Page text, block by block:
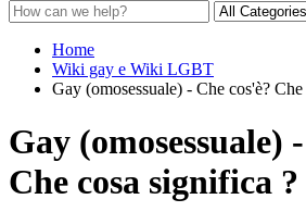
Home
Wiki gay e Wiki LGBT
Gay (omosessuale) - Che cos'è?
Gay (omosessuale)
Che cosa significa ?